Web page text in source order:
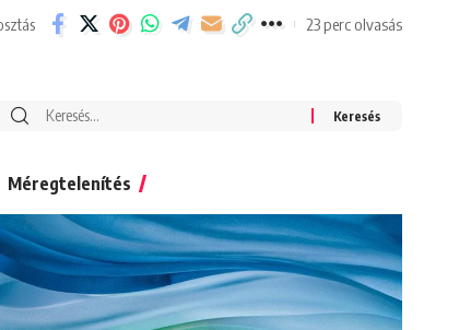
23 perc olvasás
Search
Méregtelenítés